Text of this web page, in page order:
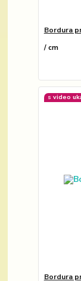
Bordura
/cm
s video
Bordura